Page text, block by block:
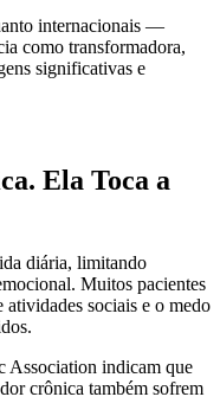
internacionais —
como transformadora,
significativas e
Ela Toca a
diária, limitando
Muitos pacientes
atividades sociais e o medo
Association indicam que
crônica também sofrem